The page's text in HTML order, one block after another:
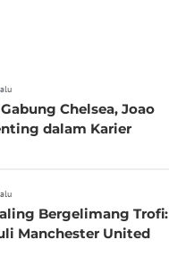
Chelsea, Joao
dalam Karier
Bergelimang Trofi:
Manchester United